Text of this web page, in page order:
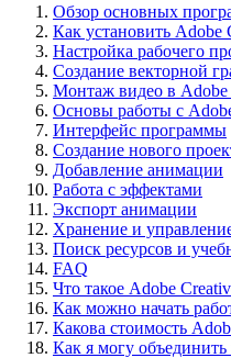
Обзор основных
Как установить Adobe
Настройка рабочего
Создание векторной
Монтаж видео в Adobe
Основы работы с
Интерфейс программы
Создание нового
Добавление анимации
Работа с эффектами
Экспорт анимации
Хранение и
Поиск ресурсов и
FAQ
Что такое Adobe
Как можно начать
Какова стоимость
Как я могу